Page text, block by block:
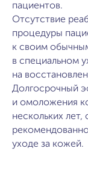
пациентов.
Отсутствие
процедуры
к своим
в специальном
на
Долгосрочный
и омоложения
нескольких
уходе за кожей.